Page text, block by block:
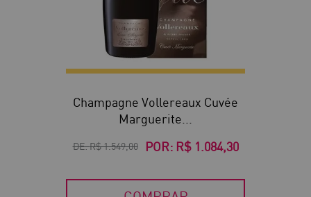
Champagne Vollereaux Cuvée
Marguerite...
DE:R$ 1.549,00 POR: R$ 1.084,30